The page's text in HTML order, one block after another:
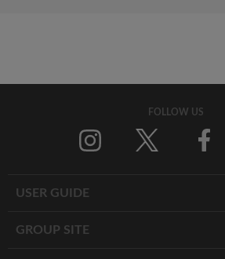
FOLLOW US
USER GUIDE
GROUP SITE